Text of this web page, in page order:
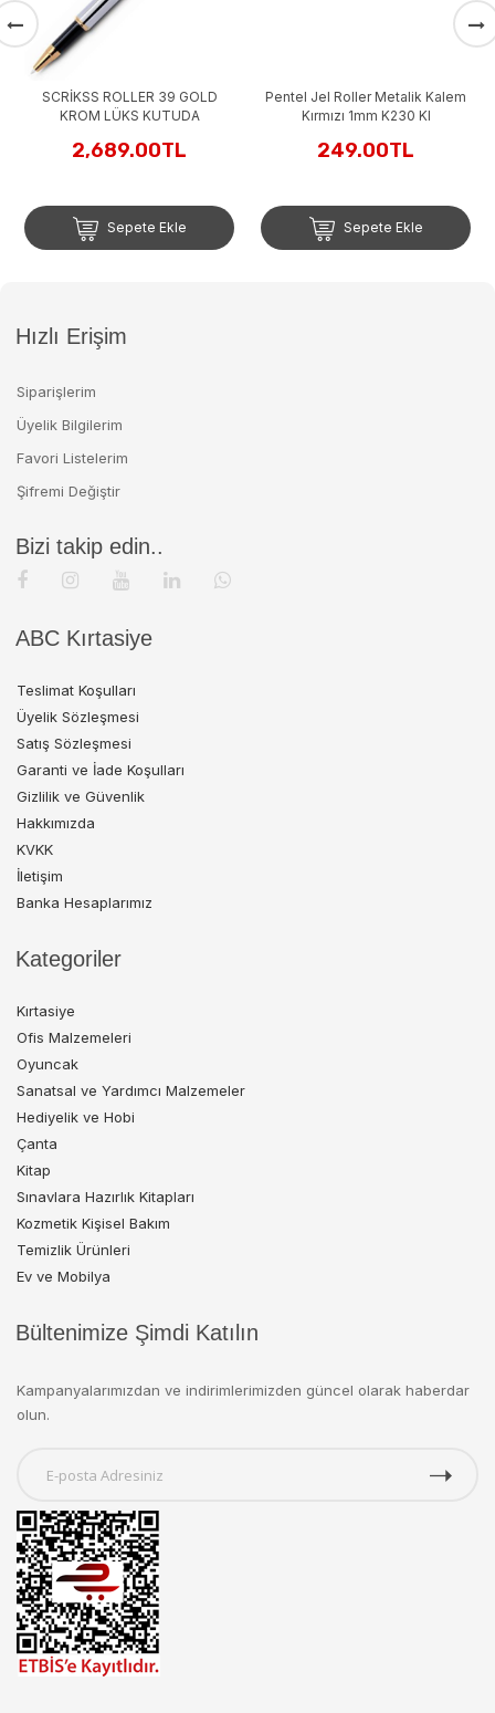
SCRİKSS ROLLER 39 GOLD
KROM LÜKS KUTUDA
2,689.00TL
Sepete Ekle
Pentel Jel Roller Metalik Kalem
Kırmızı 1mm K230 KI
249.00TL
Sepete Ekle
Hızlı Erişim
Siparişlerim
Üyelik Bilgilerim
Favori Listelerim
Şifremi Değiştir
Bizi takip edin..
ABC Kırtasiye
Teslimat Koşulları
Üyelik Sözleşmesi
Satış Sözleşmesi
Garanti ve İade Koşulları
Gizlilik ve Güvenlik
Hakkımızda
KVKK
İletişim
Banka Hesaplarımız
Kategoriler
Kırtasiye
Ofis Malzemeleri
Oyuncak
Sanatsal ve Yardımcı Malzemeler
Hediyelik ve Hobi
Çanta
Kitap
Sınavlara Hazırlık Kitapları
Kozmetik Kişisel Bakım
Temizlik Ürünleri
Ev ve Mobilya
Bültenimize Şimdi Katılın
Kampanyalarımızdan ve indirimlerimizden güncel olarak haberdar
olun.